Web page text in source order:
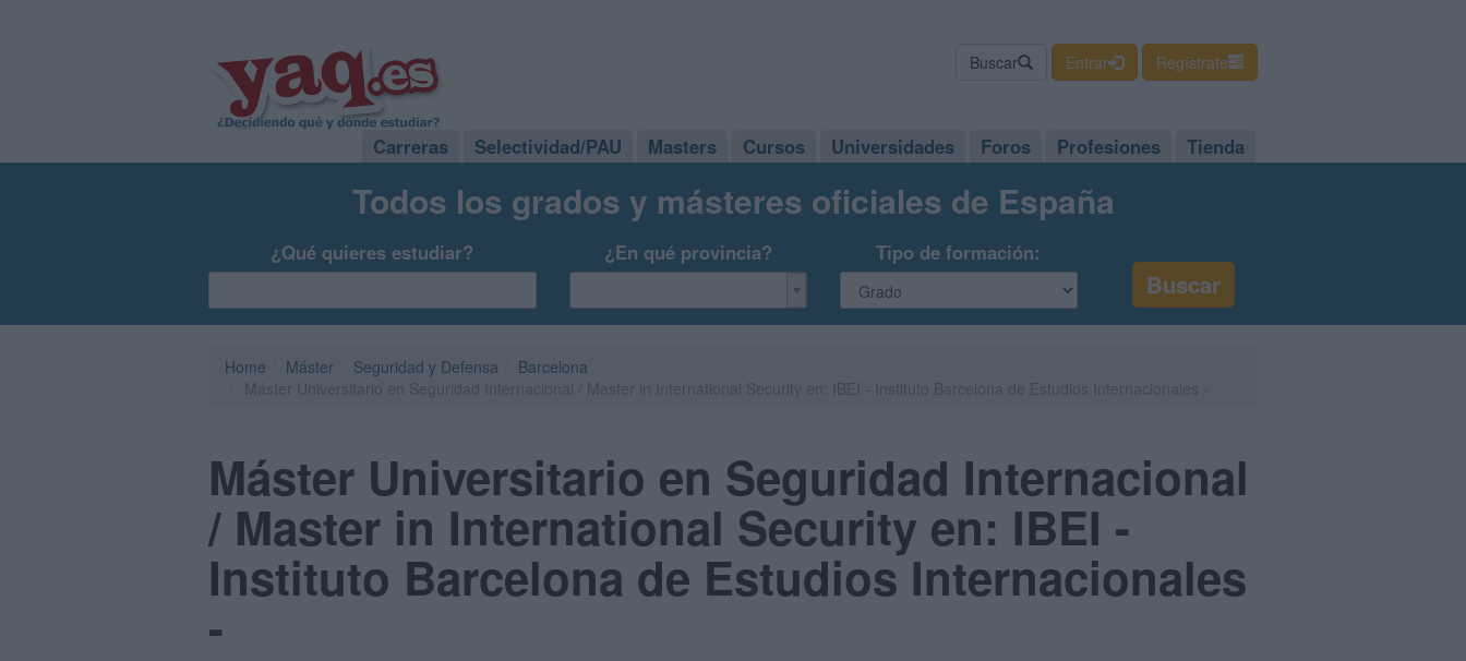
Buscar Entrar Regístrate
Carreras Selectividad/PAU Masters Cursos Universidades Foros Profesiones Tienda
Todos los grados y másteres oficiales de España
¿Qué quieres estudiar? ¿En qué provincia? Tipo de formación:
Home Máster Seguridad y Defensa
Barcelona
Máster Universitario en Seguridad Internacional
/ Master in International Security en: IBEI -
Instituto Barcelona de Estudios Internacionales
-